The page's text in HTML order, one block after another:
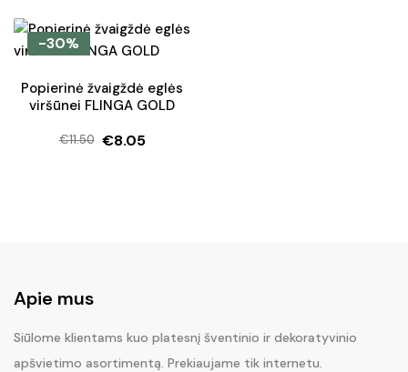
-30%
Popierinė žvaigždė eglės
viršūnei FLINGA GOLD
€11.50
Original
€8.05
Current
Apie mus
Siūlome klientams kuo platesnį šventinio ir dekoratyvinio
apšvietimo asortimentą. Prekiaujame tik internetu.